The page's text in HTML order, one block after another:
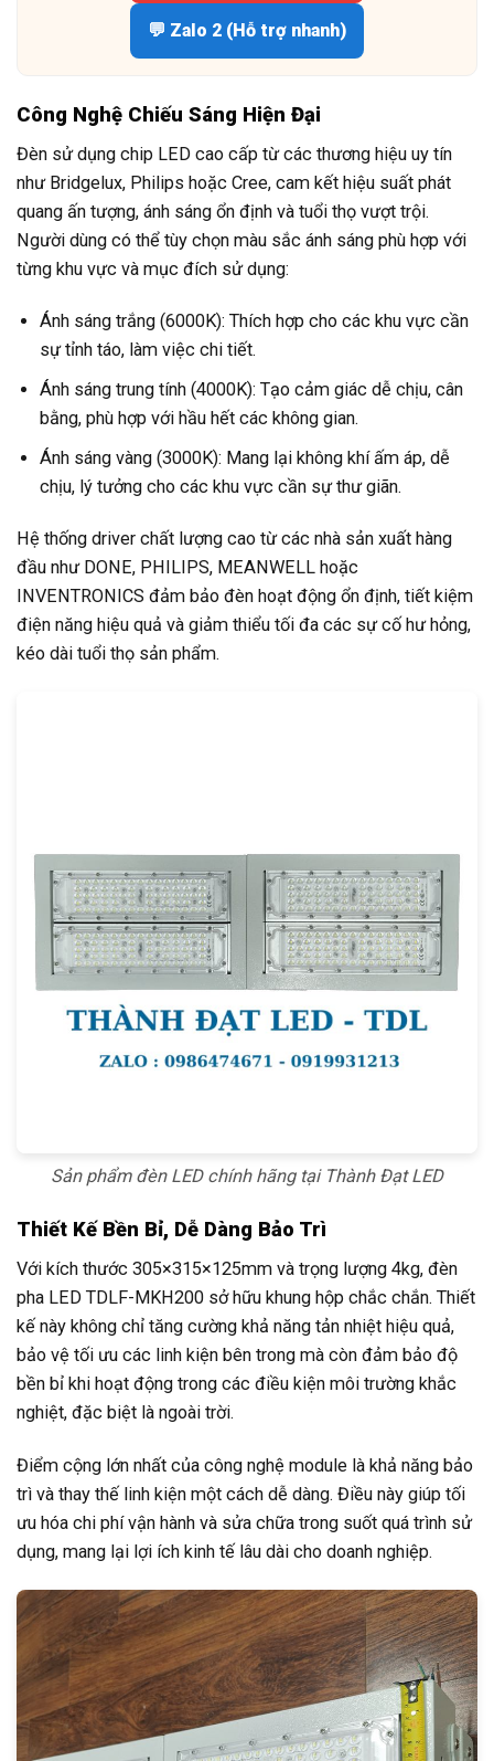
💬 Zalo 2 (Hỗ trợ nhanh)
Công Nghệ Chiếu Sáng Hiện Đại
Đèn sử dụng chip LED cao cấp từ các thương hiệu uy tín
như Bridgelux, Philips hoặc Cree, cam kết hiệu suất phát
quang ấn tượng, ánh sáng ổn định và tuổi thọ vượt trội.
Người dùng có thể tùy chọn màu sắc ánh sáng phù hợp với
từng khu vực và mục đích sử dụng:
Ánh sáng trắng (6000K): Thích hợp cho các khu vực cần
sự tỉnh táo, làm việc chi tiết.
Ánh sáng trung tính (4000K): Tạo cảm giác dễ chịu, cân
bằng, phù hợp với hầu hết các không gian.
Ánh sáng vàng (3000K): Mang lại không khí ấm áp, dễ
chịu, lý tưởng cho các khu vực cần sự thư giãn.
Hệ thống driver chất lượng cao từ các nhà sản xuất hàng
đầu như DONE, PHILIPS, MEANWELL hoặc
INVENTRONICS đảm bảo đèn hoạt động ổn định, tiết kiệm
điện năng hiệu quả và giảm thiểu tối đa các sự cố hư hỏng,
kéo dài tuổi thọ sản phẩm.
Sản phẩm đèn LED chính hãng tại Thành Đạt LED
Thiết Kế Bền Bỉ, Dễ Dàng Bảo Trì
Với kích thước 305×315×125mm và trọng lượng 4kg, đèn
pha LED TDLF-MKH200 sở hữu khung hộp chắc chắn. Thiết
kế này không chỉ tăng cường khả năng tản nhiệt hiệu quả,
bảo vệ tối ưu các linh kiện bên trong mà còn đảm bảo độ
bền bỉ khi hoạt động trong các điều kiện môi trường khắc
nghiệt, đặc biệt là ngoài trời.
Điểm cộng lớn nhất của công nghệ module là khả năng bảo
trì và thay thế linh kiện một cách dễ dàng. Điều này giúp tối
ưu hóa chi phí vận hành và sửa chữa trong suốt quá trình sử
dụng, mang lại lợi ích kinh tế lâu dài cho doanh nghiệp.